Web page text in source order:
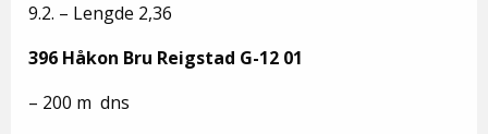
9.2. – Lengde 2,36
396 Håkon Bru Reigstad G-12 01
– 200 m dns